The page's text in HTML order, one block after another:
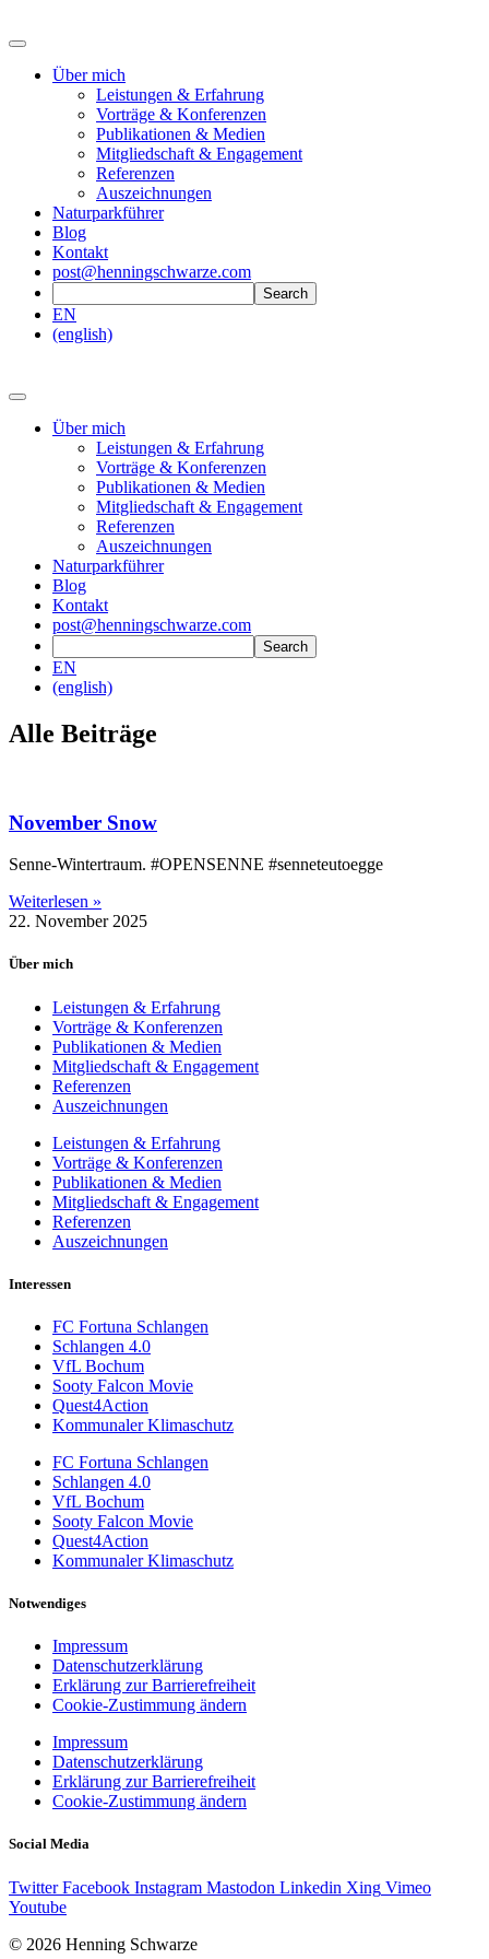
Über mich
Leistungen & Erfahrung
Vorträge & Konferenzen
Publikationen & Medien
Mitgliedschaft & Engagement
Referenzen
Auszeichnungen
Naturparkführer
Blog
Kontakt
post@henningschwarze.com
EN
(english)
Über mich
Leistungen & Erfahrung
Vorträge & Konferenzen
Publikationen & Medien
Mitgliedschaft & Engagement
Referenzen
Auszeichnungen
Naturparkführer
Blog
Kontakt
post@henningschwarze.com
EN
(english)
Alle Beiträge
November Snow
Senne-Wintertraum. #OPENSENNE #senneteutoegge
Weiterlesen »
22. November 2025
Über mich
Leistungen & Erfahrung
Vorträge & Konferenzen
Publikationen & Medien
Mitgliedschaft & Engagement
Referenzen
Auszeichnungen
Leistungen & Erfahrung
Vorträge & Konferenzen
Publikationen & Medien
Mitgliedschaft & Engagement
Referenzen
Auszeichnungen
Interessen
FC Fortuna Schlangen
Schlangen 4.0
VfL Bochum
Sooty Falcon Movie
Quest4Action
Kommunaler Klimaschutz
FC Fortuna Schlangen
Schlangen 4.0
VfL Bochum
Sooty Falcon Movie
Quest4Action
Kommunaler Klimaschutz
Notwendiges
Impressum
Datenschutzerklärung
Erklärung zur Barrierefreiheit
Cookie-Zustimmung ändern
Impressum
Datenschutzerklärung
Erklärung zur Barrierefreiheit
Cookie-Zustimmung ändern
Social Media
Twitter Facebook Instagram Mastodon Linkedin Xing Vimeo
Youtube
© 2026 Henning Schwarze